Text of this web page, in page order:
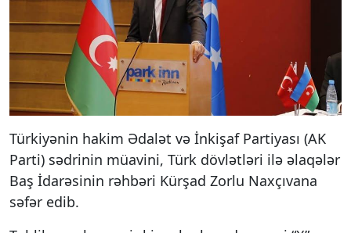
Türkiyənin hakim Ədalət və İnkişaf Partiyası (AK
Parti) sədrinin müavini, Türk dövlətləri ilə əlaqələr
Baş İdarəsinin rəhbəri Kürşad Zorlu Naxçıvana
səfər edib.